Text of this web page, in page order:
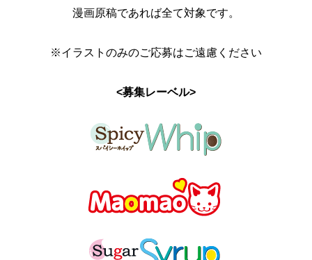
漫画原稿であれば全て対象です。
※イラストのみのご応募はご遠慮ください
<募集レーベル>